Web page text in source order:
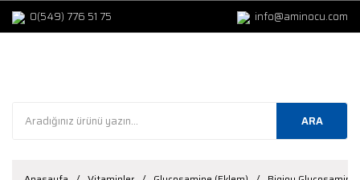
0(549) 776 51 75 info@aminocu.com
ARA